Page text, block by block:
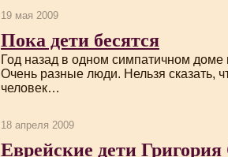
19 мая 2009
Пока дети бесятся
Год назад в одном симпатичном
Очень разные люди. Нельзя сказать,
человек…
18 апреля 2009
Еврейские дети